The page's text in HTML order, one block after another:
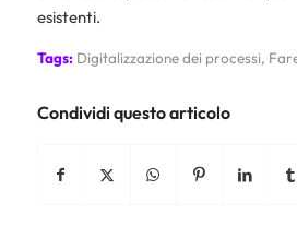
esistenti.
Tags: Digitalizzazione dei processi,
Condividi questo articolo